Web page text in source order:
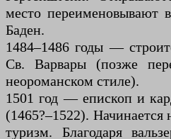
место переименовывают
Баден.
1484–1486 годы —
Св. Варвары (позже
неороманском стиле).
1501 год — епископ и
(1465?–1522).
туризм. Благодаря